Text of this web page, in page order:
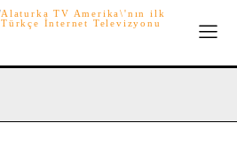
Alaturka TV Amerika\'nın ilk
Türkçe İnternet Televizyonu